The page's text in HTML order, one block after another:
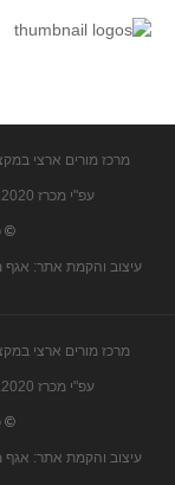
ספרים ומספרים
מרכז מורים ארצי
עפ"י מכרז 22/11.2020 עבור המזכירות הפדגוגית, משרד החינוך.
©
עיצוב והקמת אתר: אגף
מרכז מורים ארצי
עפ"י מכרז 22/11.2020 עבור המזכירות הפדגוגית, משרד החינוך.
©
עיצוב והקמת אתר: אגף